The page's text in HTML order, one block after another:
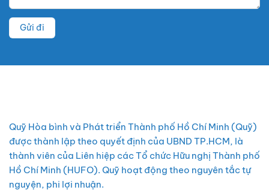
Quỹ Hòa bình và Phát triển Thành phố Hồ Chí Minh (Quỹ)
được thành lập theo quyết định của UBND TP.HCM, là
thành viên của Liên hiệp các Tổ chức Hữu nghị Thành phố
Hồ Chí Minh (HUFO). Quỹ hoạt động theo nguyên tắc tự
nguyện, phi lợi nhuận.